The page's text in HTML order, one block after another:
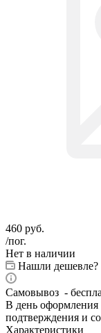
460 руб.
/пог.
Нет в наличии
Нашли дешевле?
Самовывоз -
В день оформления
подтверждения и
Характеристики